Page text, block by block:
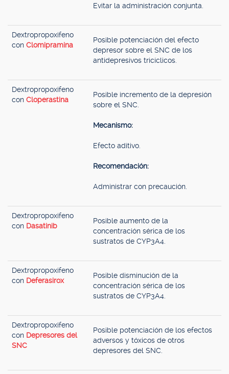
Evitar la administración conjunta.
Dextropropoxifeno
con Clomipramina
Posible potenciación del efecto
depresor sobre el SNC de los
antidepresivos tricíclicos.
Dextropropoxifeno
con Cloperastina
Posible incremento de la depresión
sobre el SNC.
Mecanismo:
Efecto aditivo.
Recomendación:
Administrar con precaución.
Dextropropoxifeno
con Dasatinib
Posible aumento de la
concentración sérica de los
sustratos de CYP3A4.
Dextropropoxifeno
con Deferasirox
Posible disminución de la
concentración sérica de los
sustratos de CYP3A4.
Dextropropoxifeno
con Depresores del
SNC
Posible potenciación de los efectos
adversos y tóxicos de otros
depresores del SNC.